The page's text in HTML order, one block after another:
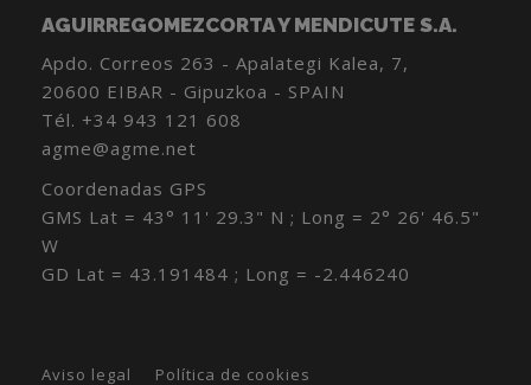
AGUIRREGOMEZCORTA Y MENDICUTE S.A.
Apdo. Correos 263 - Apalategi Kalea, 7,
20600 EIBAR - Gipuzkoa - SPAIN
Tél. +34 943 121 608
agme@agme.net
Coordenadas GPS
GMS Lat = 43° 11' 29.3" N ; Long = 2° 26' 46.5"
W
GD Lat = 43.191484 ; Long = -2.446240
Aviso legal Política de cookies